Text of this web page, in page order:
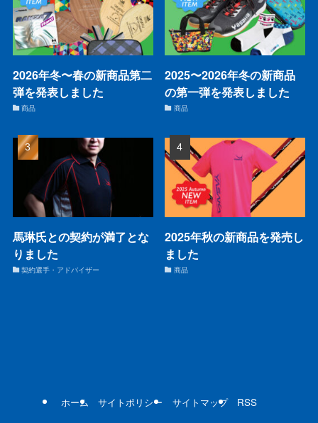
2026年冬〜春の新商品第二
弾を発表しました
商品
2025〜2026年冬の新商品
の第一弾を発表しました
商品
馬琳氏との契約が満了とな
りました
契約選手・アドバイザー
2025年秋の新商品を発売し
ました
商品